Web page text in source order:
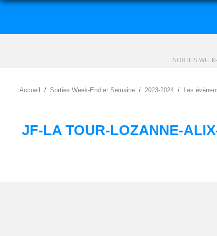
SORTIES
Accueil Sorties Week-End et Semaine 2023-2024 Les
JF-LA TOUR-LOZANNE-